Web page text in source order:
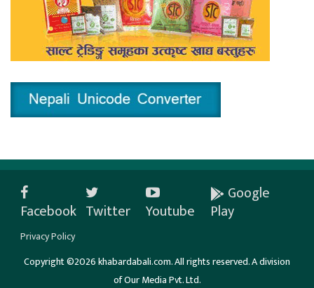
Facebook Twitter Youtube
Google
Play
Privacy Policy
Copyright ©2026 khabardabali.com. All rights reserved. A division
of Our Media Pvt. Ltd.